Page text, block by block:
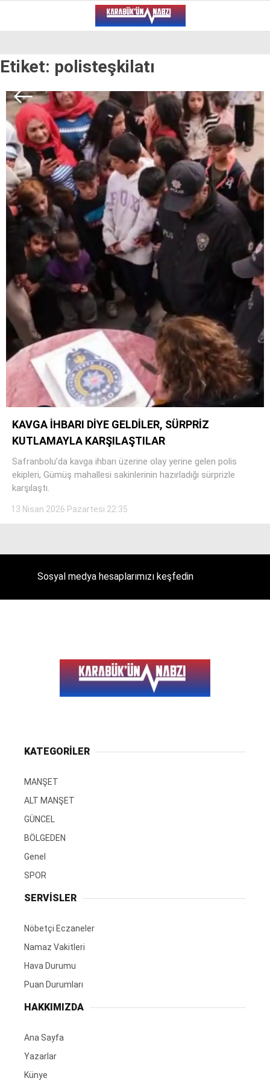
WhatsApp İhbar Hattı
Facebook
Instagram
31.2
VİDEO YAZARLAR
ALT MANŞET
GÜNCEL
BÖLGEDEN
GENEL
SPOR
SERVISLER
Etiket: polisteşkilatı
KAVGA İHBARI DİYE GELDİLER, SÜRPRİZ
KUTLAMAYLA KARŞILAŞTILAR
Safranbolu’da kavga ihbarı üzerine olay yerine gelen polis
ekipleri, Gümüş mahallesi sakinlerinin hazırladığı sürprizle
karşılaştı.
13 Nisan 2026 Pazartesi 22:35
Sosyal medya hesaplarımızı keşfedin
KATEGORİLER
MANŞET
ALT MANŞET
GÜNCEL
BÖLGEDEN
Genel
SPOR
SERVİSLER
Nöbetçi Eczaneler
Namaz Vakitleri
Hava Durumu
Puan Durumları
HAKKIMIZDA
Ana Sayfa
Yazarlar
Künye